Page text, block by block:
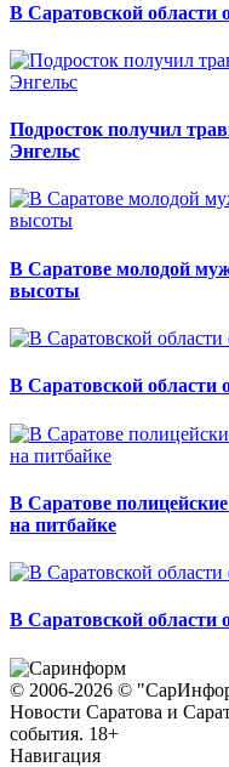
В Саратовской области
Подросток получил
Энгельс
В Саратове молодой
высоты
В Саратовской области
В Саратове
на питбайке
В Саратовской области
© 2006-2026 ©
Новости Саратова и
события. 18+
Навигация